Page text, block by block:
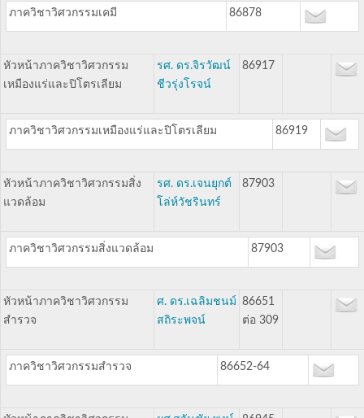
ภาควิชาวิศวกรรมเคมี 86878
หัวหน้าภาควิชาวิศวกรรม
เหมืองแร่และปิโตรเลียม
รศ. ดร.จิรวัฒน์
ชีวรุ่งโรจน์
86917
ภาควิชาวิศวกรรมเหมืองแร่และปิโตรเลียม 86919
หัวหน้าภาควิชาวิศวกรรมสิ่ง
แวดล้อม
รศ. ดร.เจนยุกต์
โล่ห์วัชรินทร์
87903
ภาควิชาวิศวกรรมสิ่งแวดล้อม 87903
หัวหน้าภาควิชาวิศวกรรม
สำรวจ
ศ. ดร.เฉลิมชนม์
สถิระพจน์
86651
ต่อ 309
ภาควิชาวิศวกรรมสำรวจ 86652-64